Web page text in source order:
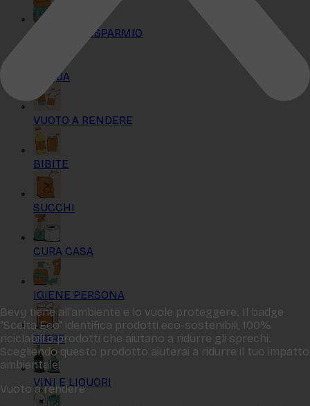
KIT MAXI RISPARMIO
ACQUA
VUOTO A RENDERE
BIBITE
SUCCHI
CURA CASA
IGIENE PERSONA
BIRRE
VINI E LIQUORI
Bevy tiene all‘ambiente e lo vuole proteggere. Il badge
“Scelta Eco“ identifica prodotti eco-sostenibili, 100%
riciclabili o prodotti che aiutano a ridurre gli sprechi.
Scegliendo questo prodotto aiuterai a ridurre il tuo impatto
ambientale!
Vuoto a rendere